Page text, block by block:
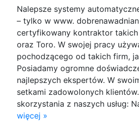
Nalepsze systemy
– tylko w www.
certyfikowany kontraktor takich
oraz Toro. W swojej pracy
pochodzącego od takich firm,
Posiadamy ogromne
najlepszych ekspertów. W
setkami zadowolonych
skorzystania z naszych usług:
więcej »